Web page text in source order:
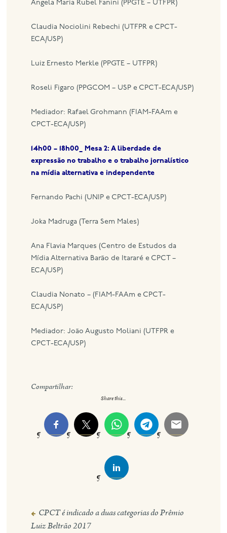
Angela Maria Rubel Fanini (PPGTE – UTFPR)
Claudia Nociolini Rebechi (UTFPR e CPCT-
ECA/USP)
Luiz Ernesto Merkle (PPGTE – UTFPR)
Roseli Figaro (PPGCOM – USP e CPCT-ECA/USP)
Mediador: Rafael Grohmann (FIAM-FAAm e
CPCT-ECA/USP)
14h00 – 18h00_ Mesa 2: Aliberdade de
expressão no trabalho e o trabalho jornalístico
na mídia alternativa e independente
Fernando Pachi (UNIP e CPCT-ECA/USP)
Joka Madruga (Terra Sem Males)
Ana Flavia Marques (Centro de Estudos da
Mídia Alternativa Barão de Itararé e CPCT –
ECA/USP)
Claudia Nonato – (FIAM-FAAm e CPCT-
ECA/USP)
Mediador: João Augusto Moliani (UTFPR e
CPCT-ECA/USP)
Compartilhar:
Share this...
Navegação
CPCT é indicado a duas categorias do Prêmio
Luiz Beltrão 2017